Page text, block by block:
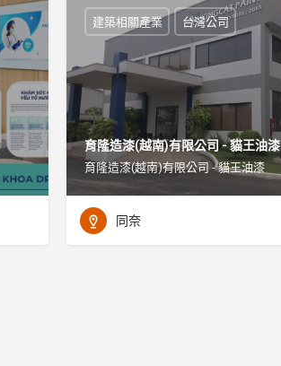
育隆造漆(越南)有限公司 - 貓王油漆
育隆造漆(越南)有限公司 - 貓王油漆
建築相關產業 台灣公司
同奈